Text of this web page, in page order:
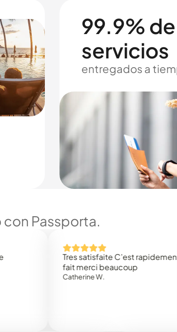
99.9% de
servicios
entregados a
con Passporta.
Tres satisfaite C’est rapidement
fait merci beaucoup
Catherine W.